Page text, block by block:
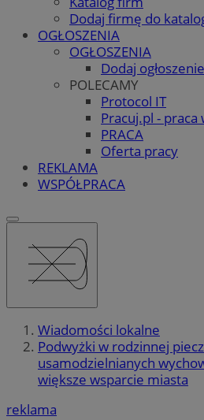
Dodaj firmę do
OGŁOSZENIA
OGŁOSZENIA
Dodaj ogłoszenie
POLECAMY
Protocol IT
Pracuj.pl - praca
PRACA
Oferta pracy
REKLAMA
WSPÓŁPRACA
Wiadomości lokalne
Podwyżki w rodzinnej
usamodzielnianych
większe wsparcie miasta
reklama